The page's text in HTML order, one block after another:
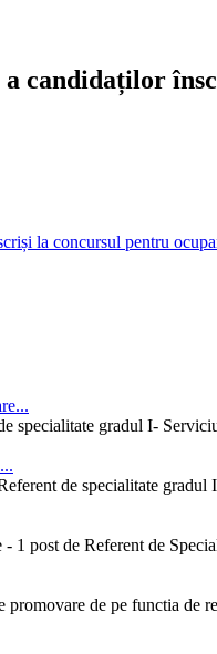
candidaților
la concursul pentru
specialitate gradul I-
de specialitate
1 post de Referent de
de pe functia de